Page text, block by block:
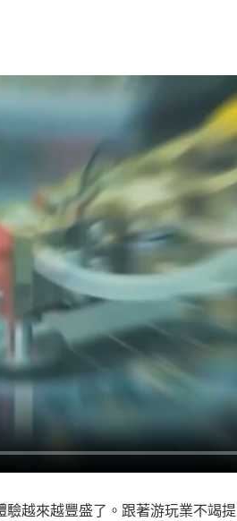
越來越豐盛了。跟著游玩業不竭提